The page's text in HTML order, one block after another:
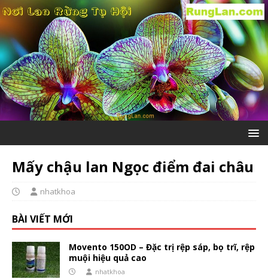
Mấy chậu lan Ngọc điểm đai châu
nhatkhoa
BÀI VIẾT MỚI
Movento 150OD – Đặc trị rệp sáp, bọ trĩ, rệp
muội hiệu quả cao
nhatkhoa